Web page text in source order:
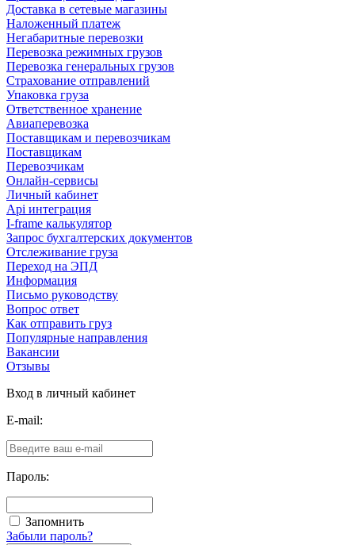
Доставка в сетевые магазины
Наложенный платеж
Негабаритные перевозки
Перевозка режимных грузов
Перевозка генеральных грузов
Страхование отправлений
Упаковка груза
Ответственное хранение
Авиаперевозка
Поставщикам и перевозчикам
Поставщикам
Перевозчикам
Онлайн-сервисы
Личный кабинет
Api интеграция
I-frame калькулятор
Запрос бухгалтерских документов
Отслеживание груза
Переход на ЭПД
Информация
Письмо руководству
Вопрос ответ
Как отправить груз
Популярные направления
Вакансии
Отзывы
Вход в личный кабинет
E-mail:
Пароль:
Запомнить
Забыли пароль?